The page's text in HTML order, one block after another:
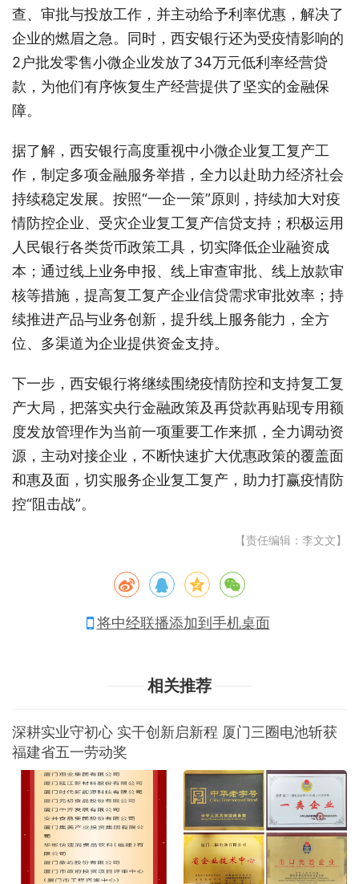
查、审批与投放工作，并主动给予利率优惠，解决了
企业的燃眉之急。同时，西安银行还为受疫情影响的
2户批发零售小微企业发放了34万元低利率经营贷
款，为他们有序恢复生产经营提供了坚实的金融保
障。
据了解，西安银行高度重视中小微企业复工复产工
作，制定多项金融服务举措，全力以赴助力经济社会
持续稳定发展。按照“一企一策”原则，持续加大对疫
情防控企业、受灾企业复工复产信贷支持；积极运用
人民银行各类货币政策工具，切实降低企业融资成
本；通过线上业务申报、线上审查审批、线上放款审
核等措施，提高复工复产企业信贷需求审批效率；持
续推进产品与业务创新，提升线上服务能力，全方
位、多渠道为企业提供资金支持。
下一步，西安银行将继续围绕疫情防控和支持复工复
产大局，把落实央行金融政策及再贷款再贴现专用额
度发放管理作为当前一项重要工作来抓，全力调动资
源，主动对接企业，不断快速扩大优惠政策的覆盖面
和惠及面，切实服务企业复工复产，助力打赢疫情防
控“阻击战”。
【责任编辑：李文文】
将中经联播添加到手机桌面
相关推荐
深耕实业守初心 实干创新启新程 厦门三圈电池斩获
福建省五一劳动奖